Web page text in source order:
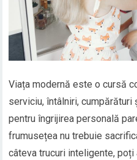
Viața modernă este o cursă
serviciu, întâlniri,
pentru îngrijirea personală
frumusețea nu trebuie
câteva trucuri inteligente,